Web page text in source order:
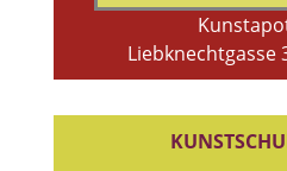
Liebknechtgasse